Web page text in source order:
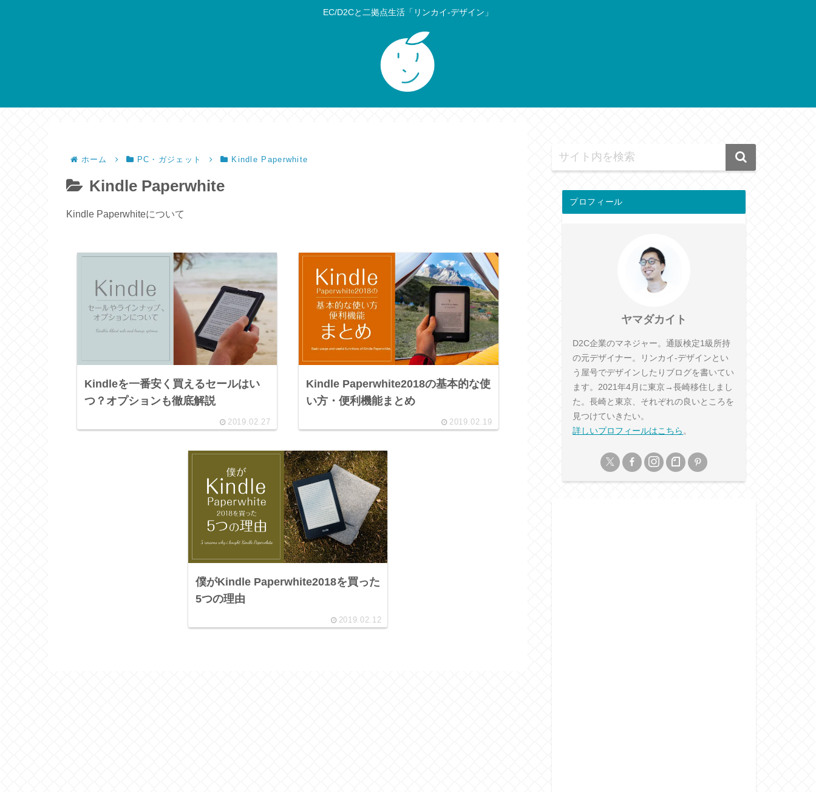
EC/D2Cと二拠点生活「リンカイ-デザイン」
ホーム PC・ガジェット Kindle Paperwhite
Kindle Paperwhite
Kindle Paperwhiteについて
Kindleを一番安く買えるセールはい
つ？オプションも徹底解説
2019.02.27
Kindle Paperwhite2018の基本的な使
い方・便利機能まとめ
2019.02.19
僕がKindle Paperwhite2018を買った
5つの理由
2019.02.12
プロフィール
ヤマダカイト
D2C企業のマネジャー。通販検定1級所持
の元デザイナー。リンカイ-デザインとい
う屋号でデザインしたりブログを書いてい
ます。2021年4月に東京→長崎移住しまし
た。長崎と東京、それぞれの良いところを
見つけていきたい。
詳しいプロフィールはこちら 。